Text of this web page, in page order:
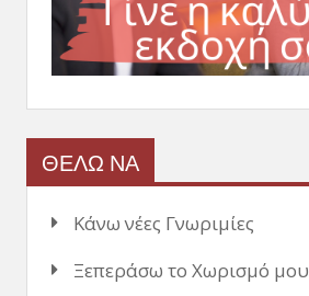
ΘΕΛΩ ΝΑ
Κάνω νέες Γνωριμίες
Ξεπεράσω το Χωρισμό μου